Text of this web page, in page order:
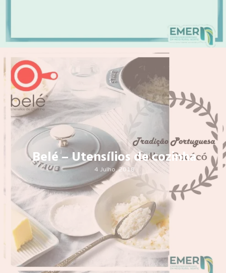
Belé – Utensílios de cozinha
4 Julho, 2018